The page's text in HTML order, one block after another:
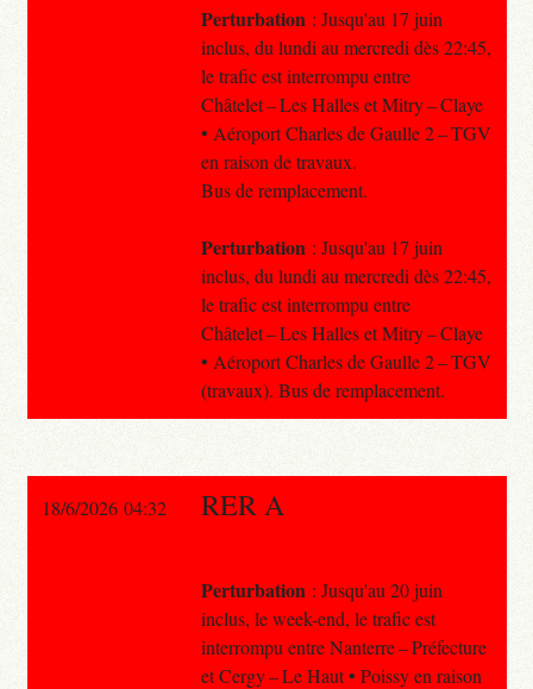
Perturbation : Jusqu'au 17 juin
inclus, du lundi au mercredi dès 22:45,
le trafic est interrompu entre
Châtelet – Les Halles et Mitry – Claye
• Aéroport Charles de Gaulle 2 – TGV
en raison de travaux.
Bus de remplacement.
Perturbation : Jusqu'au 17 juin
inclus, du lundi au mercredi dès 22:45,
le trafic est interrompu entre
Châtelet – Les Halles et Mitry – Claye
• Aéroport Charles de Gaulle 2 – TGV
(travaux). Bus de remplacement.
18/6/2026 04:32 RER A
Perturbation : Jusqu'au 20 juin
inclus, le week-end, le trafic est
interrompu entre Nanterre – Préfecture
et Cergy – Le Haut • Poissy en raison